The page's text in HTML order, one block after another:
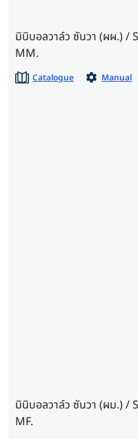
มินิบอลวาล์ว ซันวา (ผผ.) /
MM.
Catalogue Manual
มินิบอลวาล์ว ซันวา (ผม.) /
MF.